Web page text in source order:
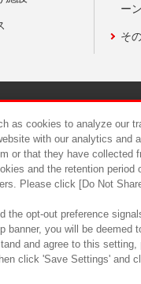
ー
そ
食品のご
as cookies to analyze our
with our analytics and
or that they have
and the retention
Please click [Do Not
the opt-out preference
banner, you will be
and agree to this
click 'Save Settings' and